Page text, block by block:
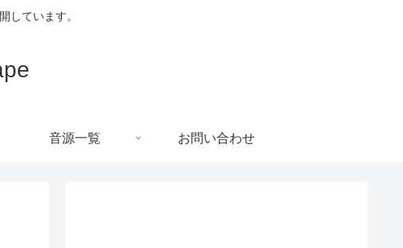
しています。
音源一覧 お問い合わせ